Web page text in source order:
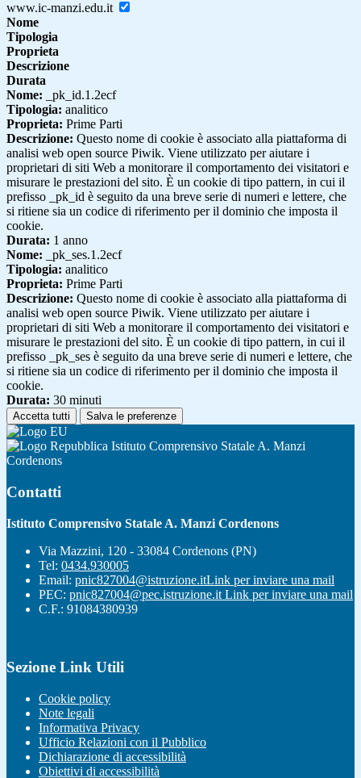
www.ic-manzi.edu.it
Nome
Tipologia
Proprieta
Descrizione
Durata
Nome: _pk_id.1.2ecf
Tipologia: analitico
Proprieta: Prime Parti
Descrizione: Questo nome di cookie è associato alla piattaforma di
analisi web open source Piwik. Viene utilizzato per aiutare i
proprietari di siti Web a monitorare il comportamento dei visitatori e
misurare le prestazioni del sito. È un cookie di tipo pattern, in cui il
prefisso _pk_id è seguito da una breve serie di numeri e lettere, che
si ritiene sia un codice di riferimento per il dominio che imposta il
cookie.
Durata: 1 anno
Nome: _pk_ses.1.2ecf
Tipologia: analitico
Proprieta: Prime Parti
Descrizione: Questo nome di cookie è associato alla piattaforma di
analisi web open source Piwik. Viene utilizzato per aiutare i
proprietari di siti Web a monitorare il comportamento dei visitatori e
misurare le prestazioni del sito. È un cookie di tipo pattern, in cui il
prefisso _pk_ses è seguito da una breve serie di numeri e lettere, che
si ritiene sia un codice di riferimento per il dominio che imposta il
cookie.
Durata: 30 minuti
Accetta tutti Salva le preferenze
Istituto Comprensivo Statale A. Manzi
Cordenons
Contatti
Istituto Comprensivo Statale A. Manzi Cordenons
Via Mazzini, 120 - 33084 Cordenons (PN)
Tel: 0434.930005
Email: pnic827004@istruzione.itLink per inviare una mail
PEC: pnic827004@pec.istruzione.it Link per inviare una mail
C.F.: 91084380939
Sezione Link Utili
Cookie policy
Note legali
Informativa Privacy
Ufficio Relazioni con il Pubblico
Dichiarazione di accessibilità
Obiettivi di accessibilità